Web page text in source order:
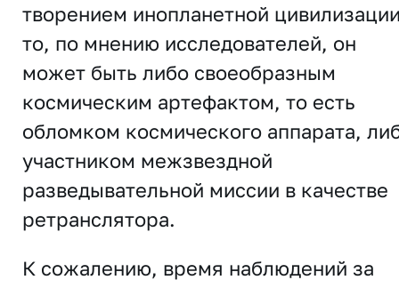
творением инопланетной
то, по мнению исследователей, он
может быть либо своеобразным
космическим артефактом, то есть
обломком космического аппарата,
участником межзвездной
разведывательной миссии в качестве
ретранслятора.
К сожалению, время наблюдений за